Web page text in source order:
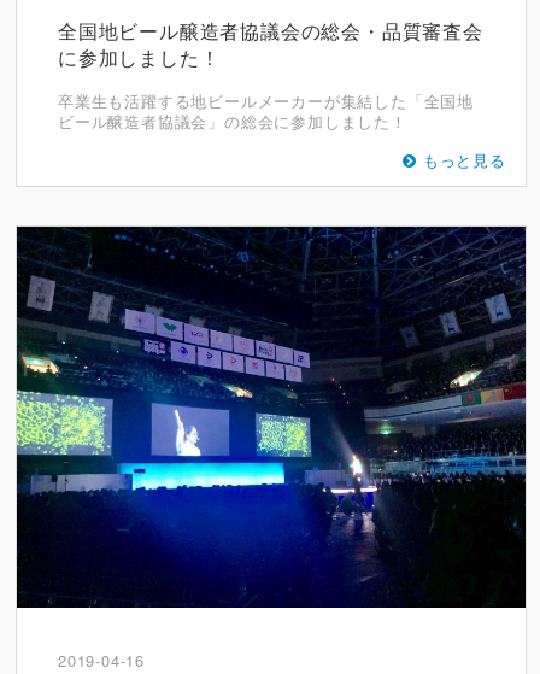
全国地ビール醸造者協議会の総会・品質審査会
に参加しました！
卒業生も活躍する地ビールメーカーが集結した「全国地
ビール醸造者協議会」の総会に参加しました！
もっと見る
2019-04-16